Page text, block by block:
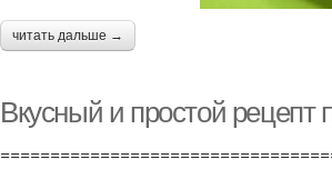
читать дальше →
Вкусный и простой